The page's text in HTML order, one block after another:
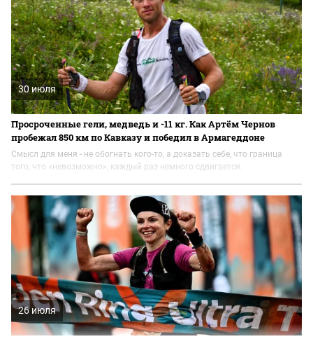
30 июля
Просроченные гели, медведь и -11 кг. Как Артём Чернов
пробежал 850 км по Кавказу и победил в Армагеддоне
Смысл для меня - не обогнать кого-то, а доказать себе, что граница
того, что «невозможно», каждый раз немного сдвигается.
26 июля